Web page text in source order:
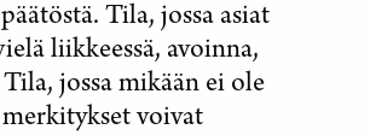
Tila, jossa asiat
liikkeessä, avoinna,
jossa mikään ei ole
voivat